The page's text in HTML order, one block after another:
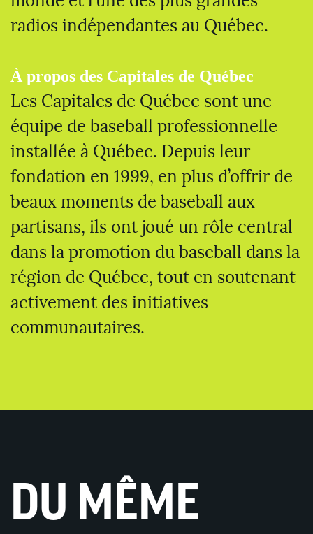
radios indépendantes au Québec.
À propos des Capitales de Québec
Les Capitales de Québec sont une
équipe de baseball professionnelle
installée à Québec. Depuis leur
fondation en 1999, en plus d’offrir de
beaux moments de baseball aux
partisans, ils ont joué un rôle central
dans la promotion du baseball dans la
région de Québec, tout en soutenant
activement des initiatives
communautaires.
DU MÊME